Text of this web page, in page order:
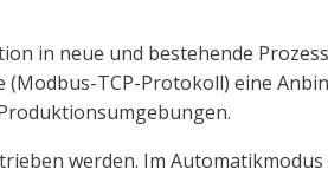
in neue und bestehende
TCP-Protokoll) eine
werden. Im